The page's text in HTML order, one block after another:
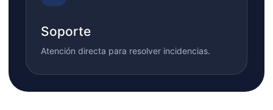
Soporte
Atención directa para resolver incidencias.